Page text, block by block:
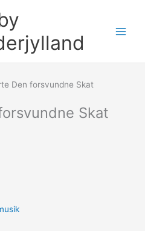
Den forsvundne Skat
Skat